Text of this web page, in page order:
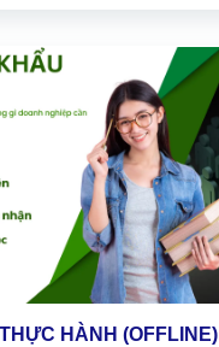
HÀNH (OFFLINE)